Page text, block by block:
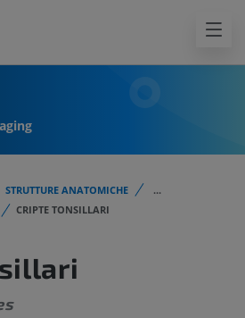
STRUTTURE ANATOMICHE
...
CRIPTE TONSILLARI